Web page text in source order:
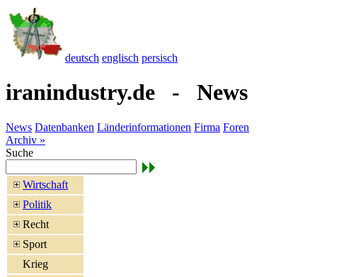
deutsch englisch persisch
iranindustry.de - News
News Datenbanken Länderinformationen Firma Foren
Archiv »
Suche
Wirtschaft
Politik
Recht
Sport
Krieg